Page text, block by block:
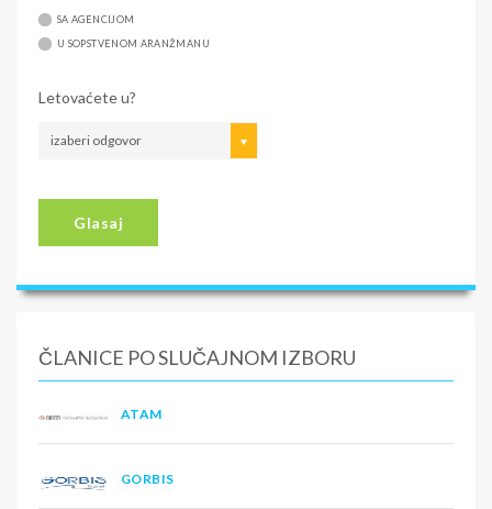
SA AGENCIJOM
U SOPSTVENOM ARANŽMANU
Letovaćete u?
izaberi odgovor
Glasaj
ČLANICE PO SLUČAJNOM IZBORU
ATAM
GORBIS